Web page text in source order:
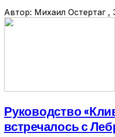
Автор: Михаил Остертаг ,
Руководство
встречалось с